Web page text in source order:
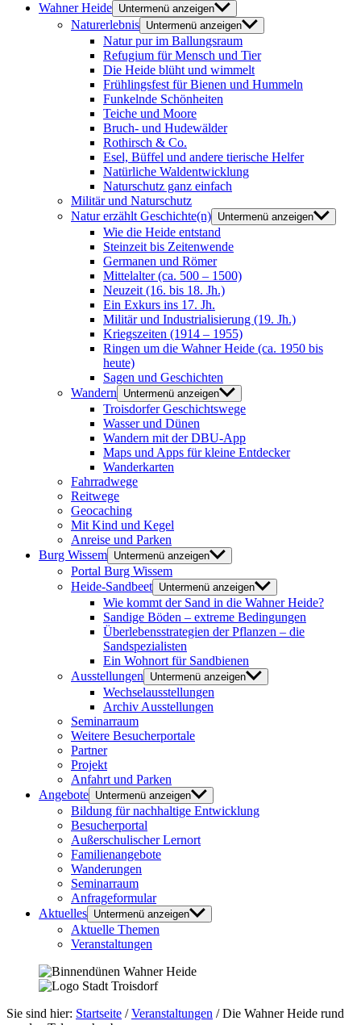
Wahner Heide Untermenü anzeigen
Naturerlebnis Untermenü anzeigen
Natur pur im Ballungsraum
Refugium für Mensch und Tier
Die Heide blüht und wimmelt
Frühlingsfest für Bienen und Hummeln
Funkelnde Schönheiten
Teiche und Moore
Bruch- und Hudewälder
Rothirsch & Co.
Esel, Büffel und andere tierische Helfer
Natürliche Waldentwicklung
Naturschutz ganz einfach
Militär und Naturschutz
Natur erzählt Geschichte(n) Untermenü anzeigen
Wie die Heide entstand
Steinzeit bis Zeitenwende
Germanen und Römer
Mittelalter (ca. 500 – 1500)
Neuzeit (16. bis 18. Jh.)
Ein Exkurs ins 17. Jh.
Militär und Industrialisierung (19. Jh.)
Kriegszeiten (1914 – 1955)
Ringen um die Wahner Heide (ca. 1950 bis
heute)
Sagen und Geschichten
Wandern
Untermenü anzeigen
Troisdorfer Geschichtswege
Wasser und Dünen
Wandern mit der DBU-App
Maps und Apps für kleine Entdecker
Wanderkarten
Fahrradwege
Reitwege
Geocaching
Mit Kind und Kegel
Anreise und Parken
Burg Wissem Untermenü anzeigen
Portal Burg Wissem
Heide-Sandbeet Untermenü anzeigen
Wie kommt der Sand in die Wahner Heide?
Sandige Böden – extreme Bedingungen
Überlebensstrategien der Pflanzen – die
Sandspezialisten
Ein Wohnort für Sandbienen
Ausstellungen
Untermenü anzeigen
Wechselausstellungen
Archiv Ausstellungen
Seminarraum
Weitere Besucherportale
Partner
Projekt
Anfahrt und Parken
Angebote Untermenü anzeigen
Bildung für nachhaltige Entwicklung
Besucherportal
Außerschulischer Lernort
Familienangebote
Wanderungen
Seminarraum
Anfrageformular
Aktuelles Untermenü anzeigen
Aktuelle Themen
Veranstaltungen
Sie sind hier: Startseite /Veranstaltungen /Die Wahner Heide rund